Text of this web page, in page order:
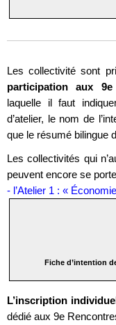
Les collectivité sont
participation aux 9e
laquelle il faut
d’atelier, le nom de
que le résumé bilingue
Les collectivités qui
peuvent encore se
- l’Atelier 1 : «
Fiche d’intention
L’inscription
dédié aux 9e